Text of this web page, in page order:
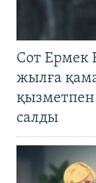
Сот Ермек
жылға
салды